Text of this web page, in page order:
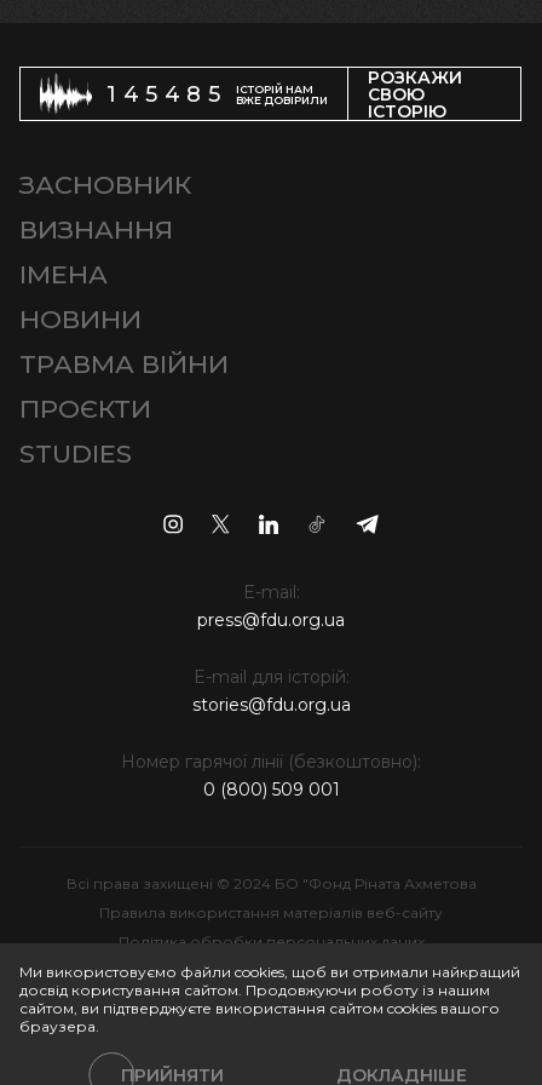
145485
ІСТОРІЙ НАМ
ВЖЕ ДОВІРИЛИ
РОЗКАЖИ
СВОЮ
ІСТОРІЮ
ЗАСНОВНИК
ВИЗНАННЯ
ІМЕНА
НОВИНИ
ТРАВМА ВІЙНИ
ПРОЄКТИ
STUDIES
E-mail:
press@fdu.org.ua
E-mail для історій:
stories@fdu.org.ua
Номер гарячої лінії (безкоштовно):
0 (800) 509 001
Всі права захищені © 2024 БО "Фонд Ріната Ахметова
Правила використання матеріалів веб-сайту
Політика обробки персональних даних
Інтелектуальна власність
Ми використовуємо файли cookies, щоб ви отримали найкращий
досвід користування сайтом. Продовжуючи роботу із нашим
сайтом, ви підтверджуєте використання сайтом cookies вашого
браузера.
ПРИЙНЯТИ ДОКЛАДНІШЕ
Політики сайту